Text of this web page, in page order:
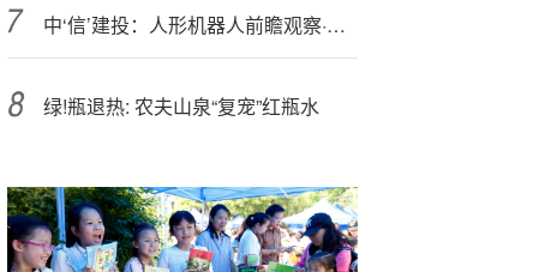
中‘信’建投：人形机器人前瞻观察·复盘Gen1/2时期板块走势，看好Gen3发布带来机会
绿!瓶退热: 农夫山泉“复宠”红瓶水